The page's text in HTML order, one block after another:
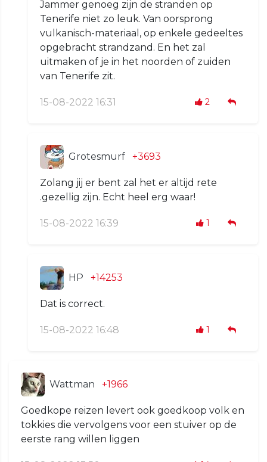
Jammer genoeg zijn de stranden op
Tenerife niet zo leuk. Van oorsprong
vulkanisch-materiaal, op enkele gedeeltes
opgebracht strandzand. En het zal
uitmaken of je in het noorden of zuiden
van Tenerife zit.
15-08-2022 16:31 2
Grotesmurf +3693
Zolang jij er bent zal het er altijd rete
.gezellig zijn. Echt heel erg waar!
15-08-2022 16:39 1
HP +14253
Dat is correct.
15-08-2022 16:48 1
Wattman +1966
Goedkope reizen levert ook goedkoop volk en
tokkies die vervolgens voor een stuiver op de
eerste rang willen liggen